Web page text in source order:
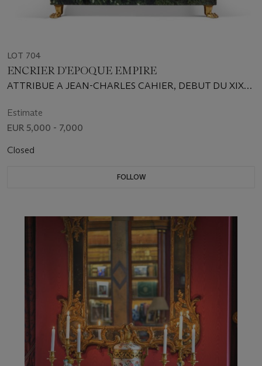
LOT 704
ENCRIER D'EPOQUE EMPIRE
ATTRIBUE A JEAN-CHARLES CAHIER, DEBUT DU XIXe
Estimate
EUR 5,000 - 7,000
Closed
FOLLOW